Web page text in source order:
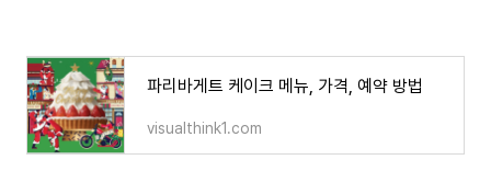
파리바게트 케이크 메뉴, 가격, 예약 방법
visualthink1.com